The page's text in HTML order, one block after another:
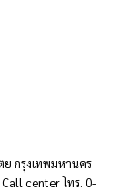
ย กรุงเทพมหานคร
center โทร. 0-